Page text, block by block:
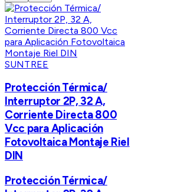
SUNTREE
Protección Térmica/
Interruptor 2P, 32 A,
Corriente Directa 800
Vcc para Aplicación
Fotovoltaica Montaje Riel
DIN
Protección Térmica/